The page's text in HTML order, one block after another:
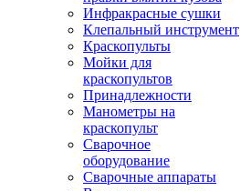
Инфракрасные сушки
Клепальный инструмент
Краскопульты
Мойки для
краскопультов
Принадлежности
Манометры на
краскопульт
Сварочное
оборудование
Сварочные аппараты